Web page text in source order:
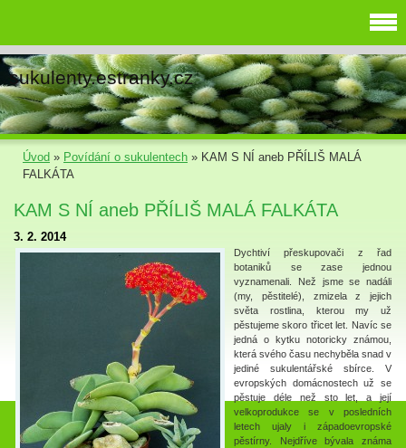
sukulenty.estranky.cz
Úvod » Povídání o sukulentech » KAM S NÍ aneb PŘÍLIŠ MALÁ
FALKÁTA
KAM S NÍ aneb PŘÍLIŠ MALÁ FALKÁTA
3. 2. 2014
Dychtiví přeskupovači z řad
botaniků se zase jednou
vyznamenali. Než jsme se nadáli
(my, pěstitelé), zmizela z jejich
světa rostlina, kterou my už
pěstujeme skoro třicet let. Navíc se
jedná o kytku notoricky známou,
která svého času nechyběla snad v
jediné sukulentářské sbírce. V
evropských domácnostech už se
pěstuje déle než sto let, a její
velkoprodukce se v posledních
letech ujaly i západoevropské
pěstírny. Nejdříve bývala známa